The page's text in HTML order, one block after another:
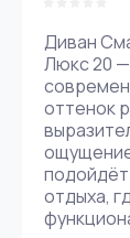
Диван
Люкс 20 —
оттенок
подойдёт
отдыха,